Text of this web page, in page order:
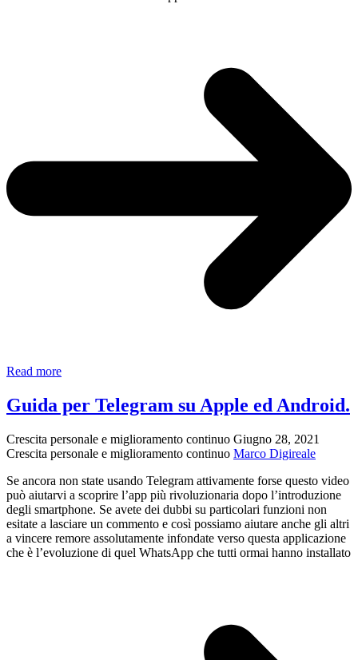
Read moreChat
Maria
Guida per Telegram su Apple ed Android.
Crescita personale e miglioramento continuo Giugno 28, 2021
Crescita personale e miglioramento continuo Marco Digireale
Se ancora non state usando Telegram attivamente forse questo video
può aiutarvi a scoprire l’app più rivoluzionaria dopo l’introduzione
degli smartphone. Se avete dei dubbi su particolari funzioni non
esitate a lasciare un commento e così possiamo aiutare anche gli altri
a vincere remore assolutamente infondate verso questa applicazione
che è l’evoluzione di quel WhatsApp che tutti ormai hanno installato